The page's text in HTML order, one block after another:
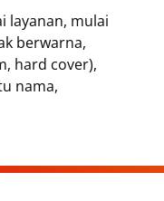
layanan, mulai
berwarna,
hard cover),
nama,